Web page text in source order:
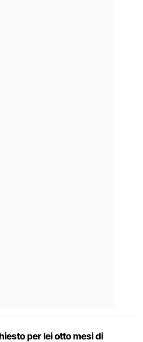
per lei otto mesi di